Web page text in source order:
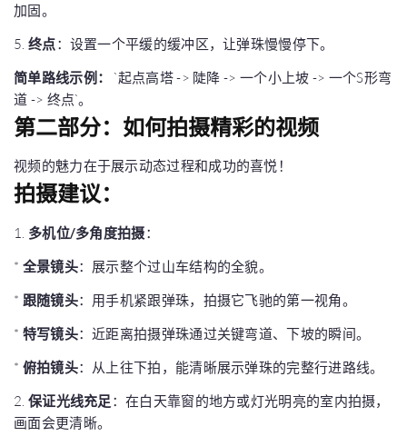
加固。
5. 终点：设置一个平缓的缓冲区，让弹珠慢慢停下。
简单路线示例：
`起点高塔 -> 陡降 -> 一个小上坡 -> 一个S形弯
道 -> 终点`。
第二部分：如何拍摄精彩的视频
视频的魅力在于展示动态过程和成功的喜悦！
拍摄建议：
1. 多机位/多角度拍摄：
* 全景镜头：展示整个过山车结构的全貌。
* 跟随镜头：用手机紧跟弹珠，拍摄它飞驰的第一视角。
* 特写镜头：近距离拍摄弹珠通过关键弯道、下坡的瞬间。
* 俯拍镜头：从上往下拍，能清晰展示弹珠的完整行进路线。
2. 保证光线充足 ：在白天靠窗的地方或灯光明亮的室内拍摄，
画面会更清晰。